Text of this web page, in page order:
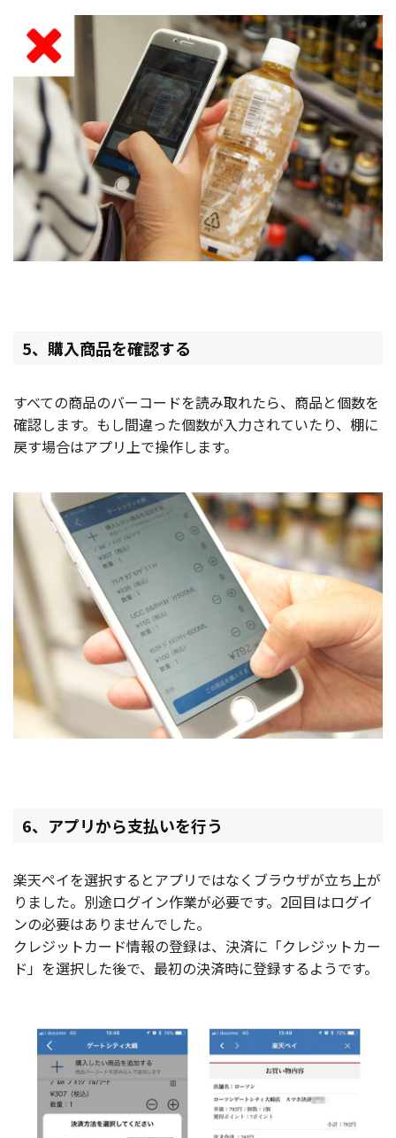
5、購入商品を確認する
すべての商品のバーコードを読み取れたら、商品と個数を
確認します。もし間違った個数が入力されていたり、棚に
戻す場合はアプリ上で操作します。
6、アプリから支払いを行う
楽天ペイを選択するとアプリではなくブラウザが立ち上が
りました。別途ログイン作業が必要です。2回目はログイ
ンの必要はありませんでした。
クレジットカード情報の登録は、決済に「クレジットカー
ド」を選択した後で、最初の決済時に登録するようです。